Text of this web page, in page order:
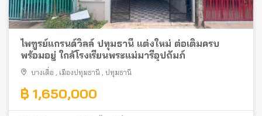
ไพฑูรย์แกรนด์วิลล์ ปทุมธานี แต่งใหม่ ต่อเติมครบ
พร้อมอยู่ ใกล้โรงเรียนพระแม่มารีอุปถัมภ์
บางเดื่อ , เมืองปทุมธานี , ปทุมธานี
฿ 1,650,000